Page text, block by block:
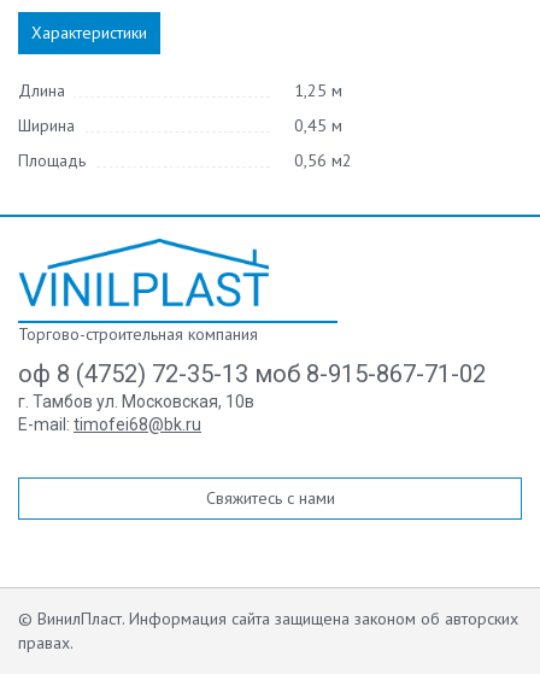
Характеристики
Длина
1,25 м
Ширина
0,45 м
Площадь
0,56 м2
Торгово-строительная компания
оф 8 (4752) 72-35-13 моб 8-915-867-71-02
г. Тамбов ул. Московская, 10в
E-mail: timofei68@bk.ru
Свяжитесь с нами
© ВинилПласт. Информация сайта защищена законом об авторских
правах.